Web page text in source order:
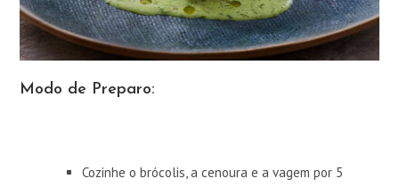
Modo de Preparo:
Cozinhe o brócolis, a cenoura e a vagem por 5